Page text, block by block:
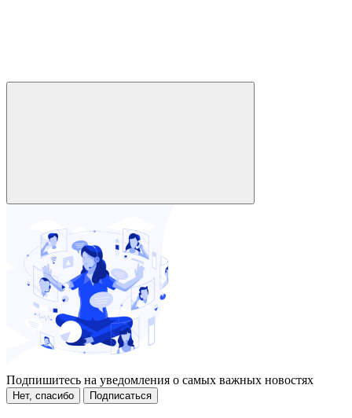
Подпишитесь на уведомления о самых важных новостях
Нет, спасибо Подписаться